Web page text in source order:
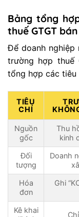
Bảng tổng
thuế GTGT
Để doanh nghiệp
trường hợp thuế
tổng hợp các tiêu
TIÊU
CHÍ
Nguồn
gốc
Thu
kinh
Đối
tượng
Doanh
Hóa
đơn
Ghi
Kê khai